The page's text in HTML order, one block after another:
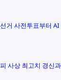
거 사전투표부터 AI
사상 최고치 경신과